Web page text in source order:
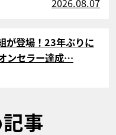
2026.08.07
が登場！23年ぶりに
ンセラー達成…
事